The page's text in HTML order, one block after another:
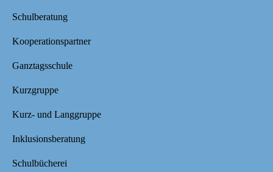
Schulberatung
Kooperationspartner
Ganztagsschule
Kurzgruppe
Kurz- und Langgruppe
Inklusionsberatung
Schulbücherei